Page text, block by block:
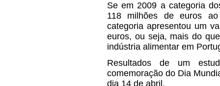
Se em 2009 a categoria
118 milhões de euros
categoria apresentou um
euros, ou seja, mais do
indústria alimentar em
Resultados de um
comemoração do Dia
dia 14 de abril.